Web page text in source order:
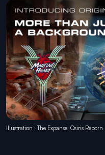
Illustration : The Expanse: Osiris Reborn